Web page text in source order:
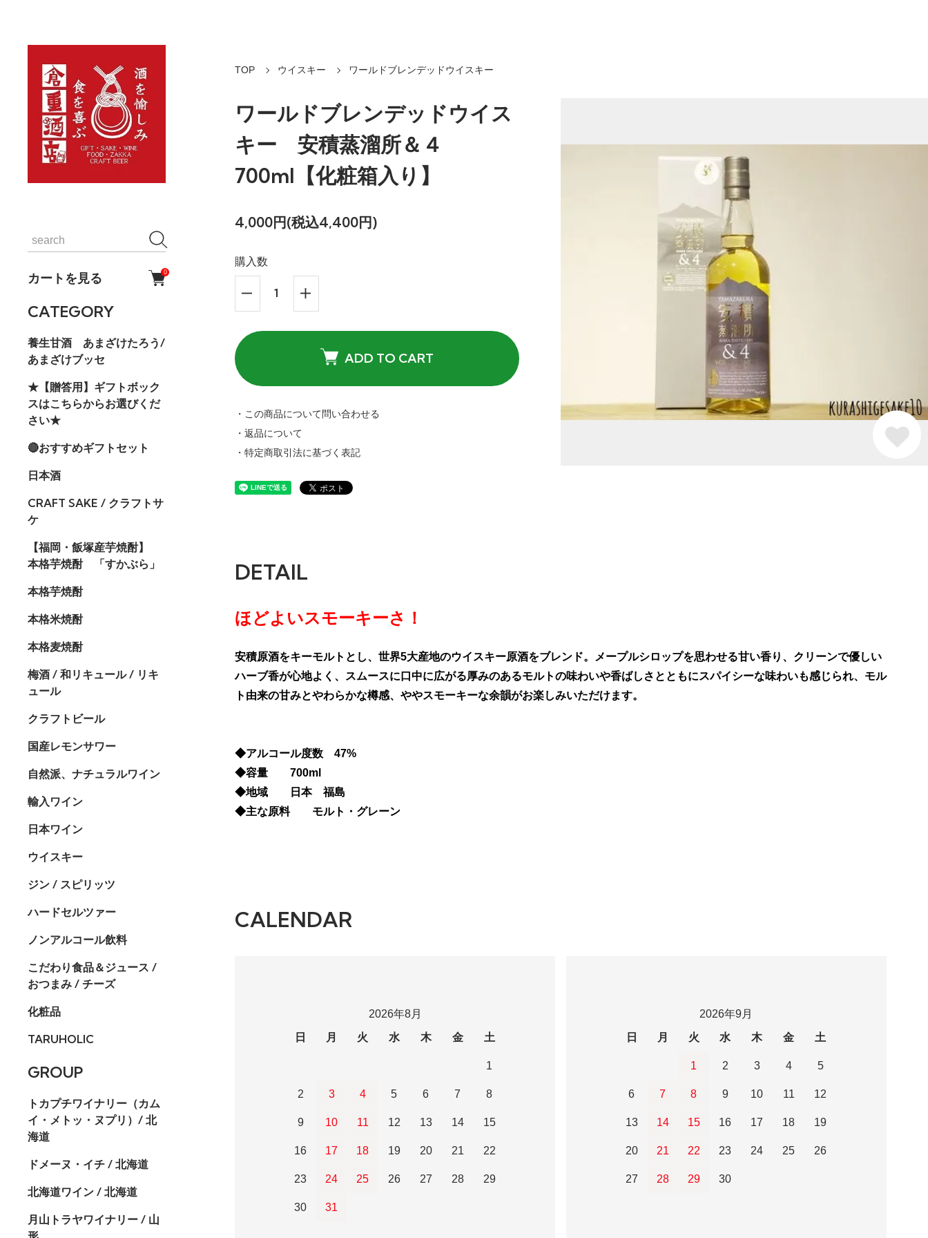
カートを見る 0
CATEGORY
養生甘酒 あまざけたろう/
あまざけブッセ
★【贈答用】ギフトボック
スはこちらからお選びくだ
さい★
🔴おすすめギフトセット
日本酒
CRAFT SAKE / クラフトサ
ケ
【福岡・飯塚産芋焼酎】
本格芋焼酎 「すかぶら」
本格芋焼酎
本格米焼酎
本格麦焼酎
梅酒 / 和リキュール / リキ
ュール
クラフトビール
国産レモンサワー
自然派、ナチュラルワイン
輸入ワイン
日本ワイン
ウイスキー
ジン / スピリッツ
ハードセルツァー
ノンアルコール飲料
こだわり食品＆ジュース /
おつまみ / チーズ
化粧品
TARUHOLIC
GROUP
トカプチワイナリー（カム
イ・メトッ・ヌプリ）/ 北
海道
ドメーヌ・イチ / 北海道
北海道ワイン / 北海道
月山トラヤワイナリー / 山
TOP ウイスキー ワールドブレンデッドウイスキー
ワールドブレンデッドウイス
キー 安積蒸溜所＆４
700ml【化粧箱入り】
4,000円(税込4,400円)
購入数
ADD TO CART
・この商品について問い合わせる
・返品について
・特定商取引法に基づく表記
DETAIL
ほどよいスモーキーさ！
安積原酒をキーモルトとし、世界5大産地のウイスキー原酒をブレンド。メープルシロップを思わせる甘い香り、クリーンで優しい
ハーブ香が心地よく、スムースに口中に広がる厚みのあるモルトの味わいや香ばしさとともにスパイシーな味わいも感じられ、モル
ト由来の甘みとやわらかな樽感、ややスモーキーな余韻がお楽しみいただけます。
◆アルコール度数 47%
◆容量 700ml
◆地域 日本 福島
◆主な原料 モルト・グレーン
CALENDAR
2026年8月
日
月 火 水 木 金 土
1
2 3 4 5 6 7 8
9 10 11 12 13 14 15
16 17 18 19 20 21 22
23 24 25 26 27 28 29
30 31
2026年9月
日
月 火 水 木 金 土
1 2 3 4 5
6 7 8 9 10 11 12
13 14 15 16 17 18 19
20 21 22 23 24 25 26
27 28 29 30